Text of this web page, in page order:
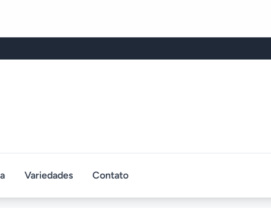
Variedades Contato